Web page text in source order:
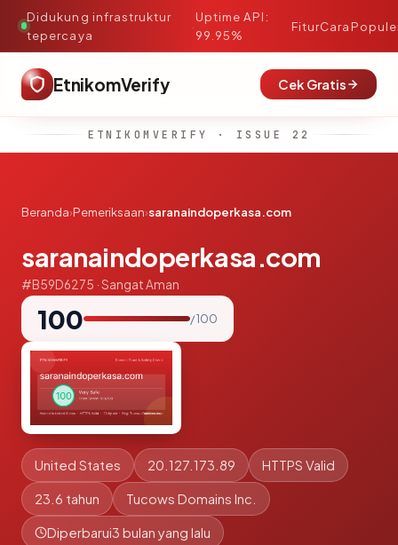
Didukung infrastruktur
tepercaya
·
Uptime API:
99.95%
FiturCara
EtnikomVerify Cek Gratis
ETNIKOMVERIFY · ISSUE 22
Beranda›Pemeriksaan›saranaindoperkasa.com
saranaindoperkasa.com
#B59D6275 · Sangat Aman
100 / 100
United States 20.127.173.89 HTTPS Valid
23.6 tahun Tucows Domains Inc.
Diperbarui3 bulan yang lalu